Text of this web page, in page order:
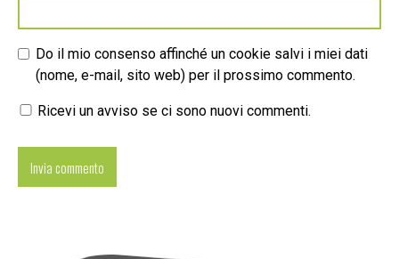
Do il mio consenso affinché un cookie salvi i miei dati
(nome, e-mail, sito web) per il prossimo commento.
Ricevi un avviso se ci sono nuovi commenti.